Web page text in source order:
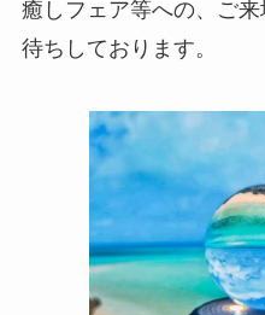
癒しフェア等への、ご
待ちしております。